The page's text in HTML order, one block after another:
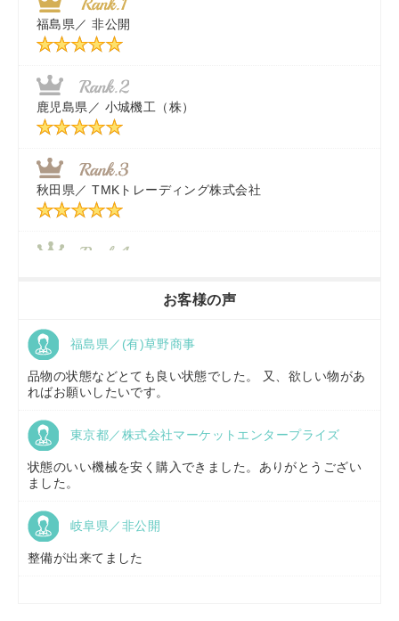
千葉県／ 株式会社テクノ・タカ
福岡県／株式会社カドワキ機械（旧ナカガワ農機商会）
東京都／
秋田県／ TMKトレーディング株式会社
福島県／ 非公開
鹿児島県／ 小城機工（株）
秋田県／ TMKトレーディング株式会社
京都府／
福島県／(有)草野商事
山形県／株式会社ノーキステージ
お客様の声
福島県／(有)草野商事
品物の状態などとても良い状態でした。 又、欲しい物があ
ればお願いしたいです。
東京都／株式会社マーケットエンタープライズ
状態のいい機械を安く購入できました。ありがとうござい
ました。
岐阜県／非公開
整備が出来てました